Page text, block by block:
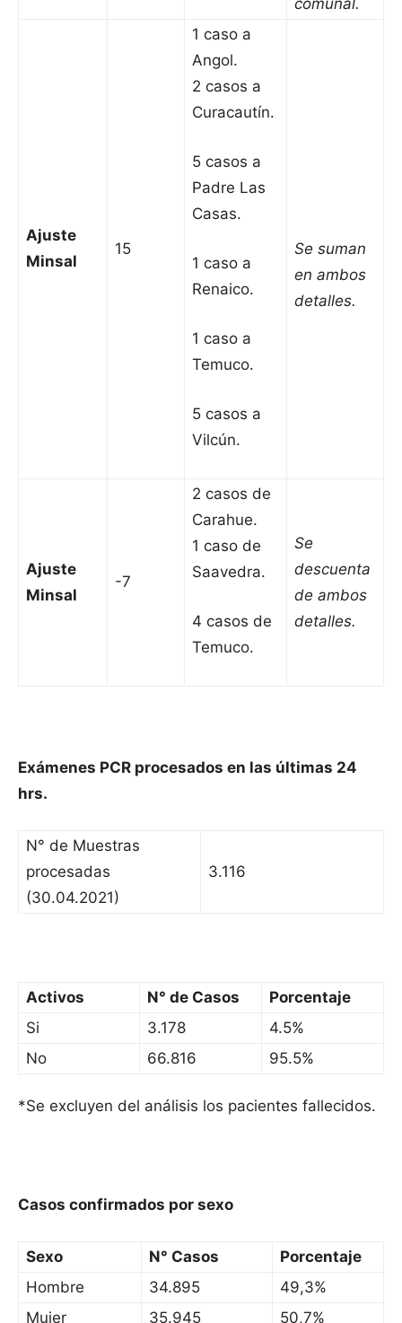
comunal.
Ajuste
Minsal
15
1 caso a
Angol.
2 casos a
Curacautín.
5 casos a
Padre Las
Casas.
1 caso a
Renaico.
1 caso a
Temuco.
5 casos a
Vilcún.
Se suman
en ambos
detalles.
Ajuste
Minsal
-7
2 casos de
Carahue.
1 caso de
Saavedra.
4 casos de
Temuco.
Se
descuenta
de ambos
detalles.
Exámenes PCR procesados en las últimas 24
hrs.
N° de Muestras
procesadas
(30.04.2021)
3.116
Activos N° de Casos
Porcentaje
Si
3.178
4.5%
No
66.816 95.5%
*Se excluyen del análisis los pacientes fallecidos.
Casos confirmados por sexo
Sexo N° Casos
Porcentaje
Hombre
34.895
49,3%
Mujer
35.945 50,7%